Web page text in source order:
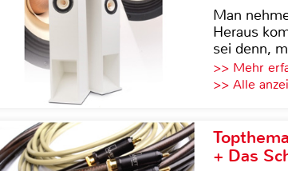
Man
Heraus
sei denn,
>> Mehr
>> Alle
+ Das